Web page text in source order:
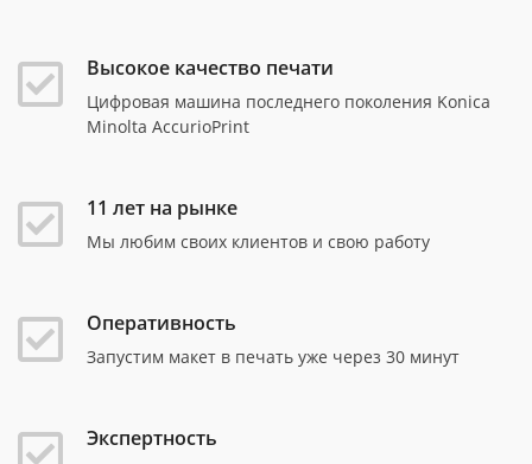
Высокое качество печати
Цифровая машина последнего поколения Konica
Minolta AccurioPrint
11 лет на рынке
Мы любим своих клиентов и свою работу
Оперативность
Запустим макет в печать уже через 30 минут
Экспертность